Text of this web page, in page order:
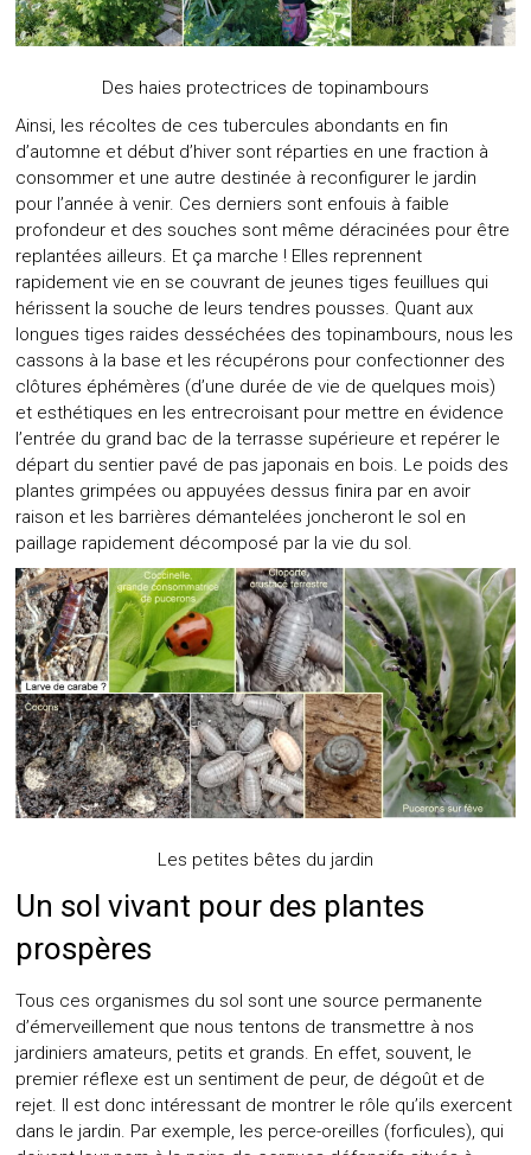
Des haies protectrices de topinambours
Ainsi, les récoltes de ces tubercules abondants en fin
d’automne et début d’hiver sont réparties en une fraction à
consommer et une autre destinée à reconfigurer le jardin
pour l’année à venir. Ces derniers sont enfouis à faible
profondeur et des souches sont même déracinées pour être
replantées ailleurs. Et ça marche ! Elles reprennent
rapidement vie en se couvrant de jeunes tiges feuillues qui
hérissent la souche de leurs tendres pousses. Quant aux
longues tiges raides desséchées des topinambours, nous les
cassons à la base et les récupérons pour confectionner des
clôtures éphémères (d’une durée de vie de quelques mois)
et esthétiques en les entrecroisant pour mettre en évidence
l’entrée du grand bac de la terrasse supérieure et repérer le
départ du sentier pavé de pas japonais en bois. Le poids des
plantes grimpées ou appuyées dessus finira par en avoir
raison et les barrières démantelées joncheront le sol en
paillage rapidement décomposé par la vie du sol.
Les petites bêtes du jardin
Un sol vivant pour des plantes
prospères
Tous ces organismes du sol sont une source permanente
d’émerveillement que nous tentons de transmettre à nos
jardiniers amateurs, petits et grands. En effet, souvent, le
premier réflexe est un sentiment de peur, de dégoût et de
rejet. Il est donc intéressant de montrer le rôle qu’ils exercent
dans le jardin. Par exemple, les perce-oreilles (forficules), qui